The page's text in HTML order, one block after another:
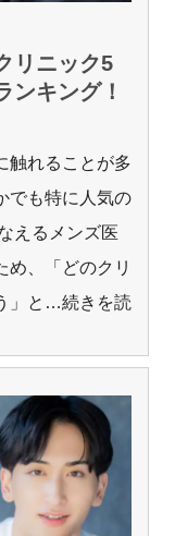
リニック5
ンキング！
触れることが多
でも特に人気の
えるメンズ医
め、「どのクリ
」と …続きを読